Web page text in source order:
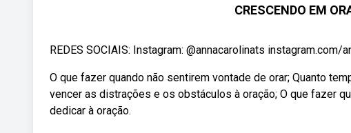
CRESCENDO EM
REDES SOCIAIS: Instagram: @annacarolinats instagram.com/
O que fazer quando não sentirem vontade de orar; Quanto
vencer as distrações e os obstáculos à oração; O que fazer
dedicar à oração.